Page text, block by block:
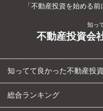
「不動産投資を始める
知っ
不動産投資会
知ってて良かった不動産投
総合ランキング